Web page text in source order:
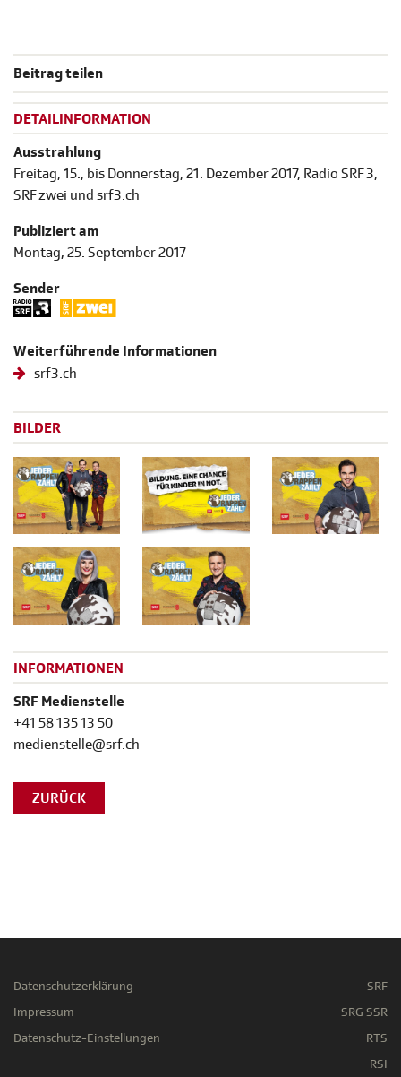
Beitrag teilen
DETAILINFORMATION
Ausstrahlung
Freitag, 15., bis Donnerstag, 21. Dezember 2017, Radio SRF 3,
SRF zwei und srf3.ch
Publiziert am
Montag, 25. September 2017
Sender
Weiterführende Informationen
srf3.ch
BILDER
INFORMATIONEN
SRF Medienstelle
+41 58 135 13 50
medienstelle@srf.ch
ZURÜCK
Datenschutzerklärung
Impressum
Datenschutz-Einstellungen
SRF
SRG SSR
RTS
RSI